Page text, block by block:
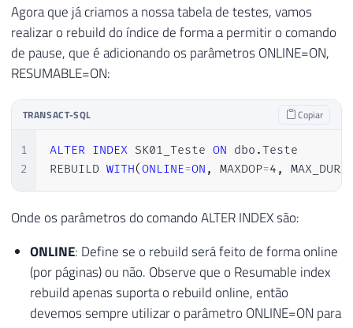
Agora que já criamos a nossa tabela de testes, vamos
realizar o rebuild do índice de forma a permitir o comando
de pause, que é adicionando os parâmetros ONLINE=ON,
RESUMABLE=ON:
TRANSACT-SQL Copiar
1
2
ALTER INDEX SK01_Teste ON dbo .Teste
REBUILD WITH(ONLINE=ON , MAXDOP=4 ,
Onde os parâmetros do comando ALTER INDEX são:
ONLINE: Define se o rebuild será feito de forma online
(por páginas) ou não. Observe que o Resumable index
rebuild apenas suporta o rebuild online, então
devemos sempre utilizar o parâmetro ONLINE=ON para